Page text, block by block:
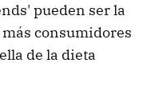
pueden ser la
consumidores
de la dieta